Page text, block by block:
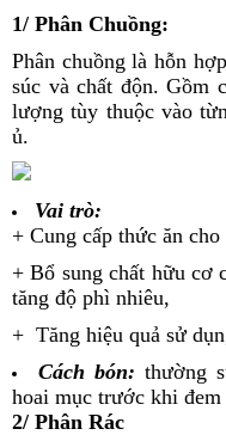
1/ Phân Chuồng:
Phân chuồng là hỗn
súc và chất độn. Gồm
lượng tùy thuộc vào
ủ.
Vai trò:
+ Cung cấp thức ăn cho
+ Bổ sung chất hữu cơ
tăng độ phì nhiêu,
+ Tăng hiệu quả sử
Cách bón: thường
hoai mục trước khi đem
2/ Phân Rác